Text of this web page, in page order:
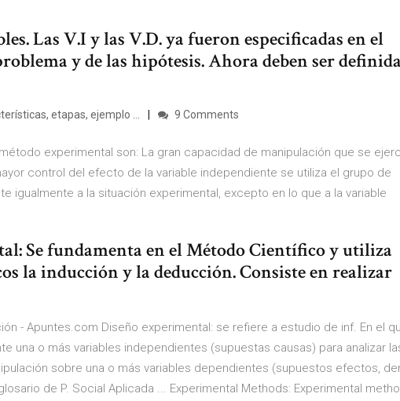
Las V.I y las V.D. ya fueron especificadas en el
y de las hipótesis. Ahora deben ser
etapas, ejemplo ... 9 Comments
experimental son: La gran capacidad de manipulación que se
control del efecto de la variable independiente se utiliza el grupo de
igualmente a la situación experimental, excepto en lo que a la variable
Se fundamenta en el Método Científico y utiliza
la inducción y la deducción. Consiste en realizar
- Apuntes.com Diseño experimental: se refiere a estudio de inf. En el
una o más variables independientes (supuestas causas) para analizar
sobre una o más variables dependientes (supuestos efectos,
de P. Social Aplicada ... Experimental Methods: Experimental